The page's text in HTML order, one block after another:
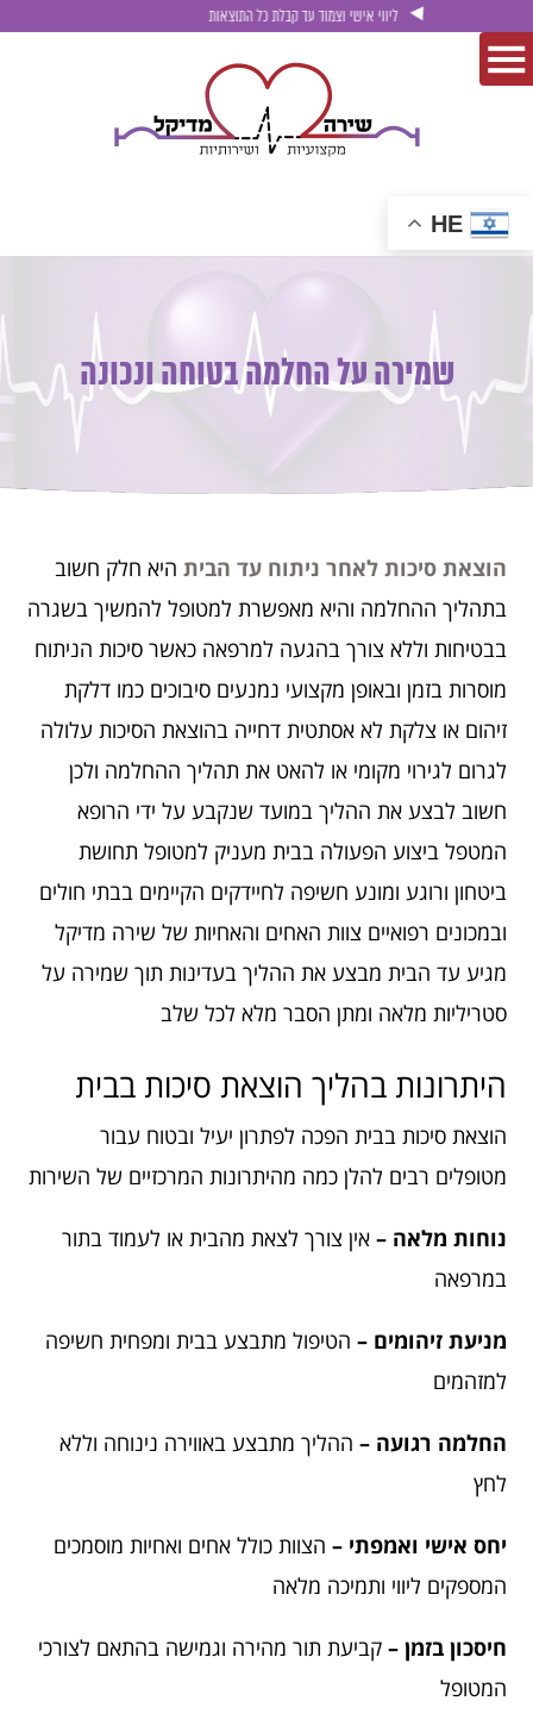
ליווי אישי וצמוד עד קבלת כל התוצאות
HE
שמירה על החלמה בטוחה ונכונה
הוצאת סיכות לאחר ניתוח עד הבית היא חלק חשוב
בתהליך ההחלמה והיא מאפשרת למטופל להמשיך בשגרה
בבטיחות וללא צורך בהגעה למרפאה כאשר סיכות הניתוח
מוסרות בזמן ובאופן מקצועי נמנעים סיבוכים כמו דלקת
זיהום או צלקת לא אסתטית דחייה בהוצאת הסיכות עלולה
לגרום לגירוי מקומי או להאט את תהליך ההחלמה ולכן
חשוב לבצע את ההליך במועד שנקבע על ידי הרופא
המטפל ביצוע הפעולה בבית מעניק למטופל תחושת
ביטחון ורוגע ומונע חשיפה לחיידקים הקיימים בבתי חולים
ובמכונים רפואיים צוות האחים והאחיות של שירה מדיקל
מגיע עד הבית מבצע את ההליך בעדינות תוך שמירה על
סטריליות מלאה ומתן הסבר מלא לכל שלב
היתרונות בהליך הוצאת סיכות בבית
הוצאת סיכות בבית הפכה לפתרון יעיל ובטוח עבור
מטופלים רבים להלן כמה מהיתרונות המרכזיים של השירות
נוחות מלאה –אין צורך לצאת מהבית או לעמוד בתור
במרפאה
מניעת זיהומים – הטיפול מתבצע בבית ומפחית חשיפה
למזהמים
החלמה רגועה – ההליך מתבצע באווירה נינוחה וללא
לחץ
יחס אישי ואמפתי – הצוות כולל אחים ואחיות מוסמכים
המספקים ליווי ותמיכה מלאה
חיסכון בזמן –קביעת תור מהירה וגמישה בהתאם לצורכי
המטופל